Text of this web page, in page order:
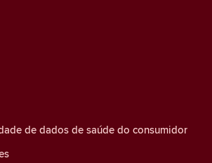
de dados de saúde do consumidor